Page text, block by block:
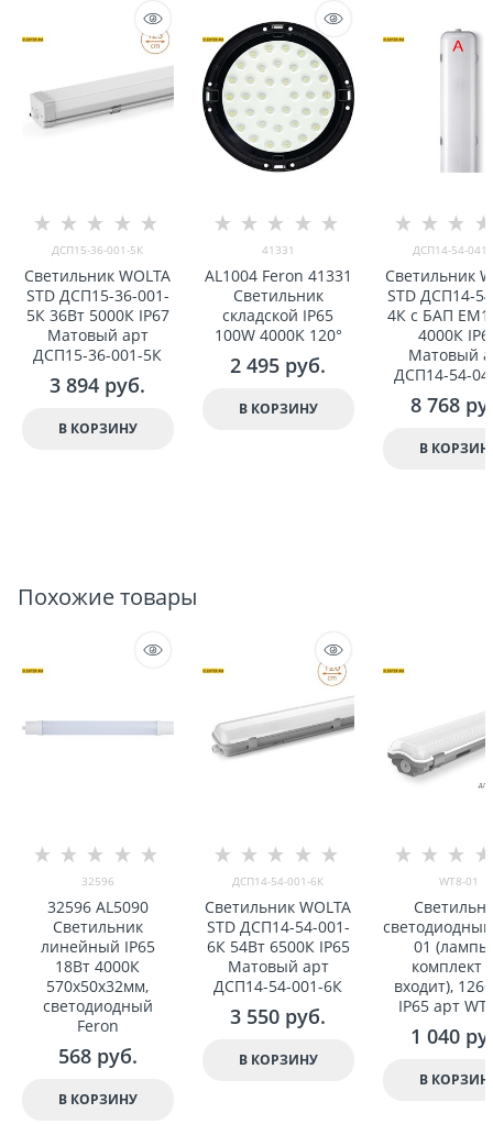
ДСП15-36-001-5К
Светильник WOLTA
STD ДСП15-36-001-
5К 36Вт 5000К IP67
Матовый арт
ДСП15-36-001-5К
3 894 руб.
В КОРЗИНУ
41331
AL1004 Feron 41331
Светильник
складской IP65
100W 4000K 120°
2 495 руб.
В КОРЗИНУ
ДСП14-54-
Светильник
STD ДСП14-
4К с БАП EM1
4000К
Матовый
ДСП14-54-
8 768
В
Похожие товары
32596
32596 AL5090
Светильник
линейный IP65
18Вт 4000К
570x50x32мм,
светодиодный
Feron
568 руб.
В КОРЗИНУ
ДСП14-54-001-6К
Светильник WOLTA
STD ДСП14-54-001-
6К 54Вт 6500К IP65
Матовый арт
ДСП14-54-001-6К
3 550 руб.
В КОРЗИНУ
WT8-01
01 (лампы
комплект
вxодит),
IP65 арт
1 040
В